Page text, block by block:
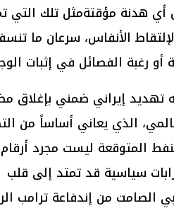
أي هدنة مؤقتةمثل تلك التي
الأنفاس، سرعان ما
رغبة الفصائل في إثبات
تهديد إيراني ضمني بإغلاق
الذي يعاني أساساً من
المتوقعة ليست مجرد
سياسية قد تمتد إلى قلب
الصامت من إندفاعة ترامب